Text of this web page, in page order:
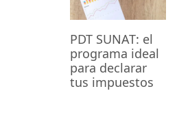
PDT SUNAT: el
programa ideal
para declarar
tus impuestos